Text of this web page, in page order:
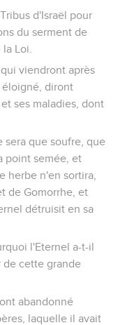
d'Israël pour
du serment de
Loi.
viendront après
éloigné, diront
ses maladies, dont
sera que soufre, que
point semée, et
herbe n'en sortira,
de Gomorrhe, et
détruisit en sa
l'Eternel a-t-il
de cette grande
abandonné
laquelle il avait